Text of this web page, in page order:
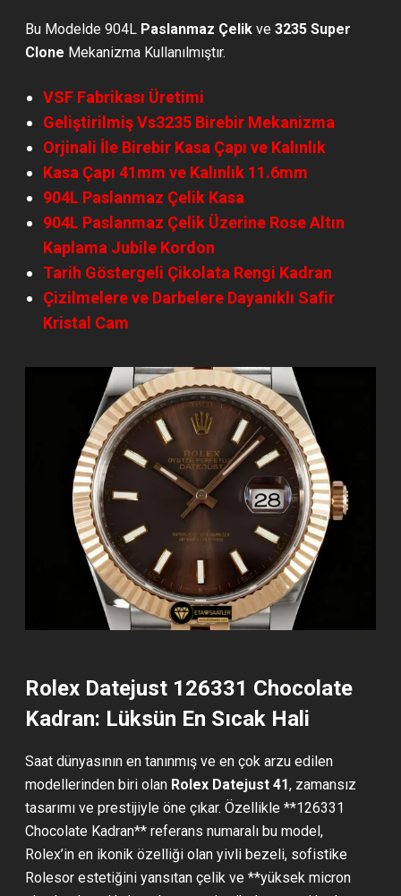
Bu Modelde 904L Paslanmaz Çelik ve3235 Super
Clone Mekanizma Kullanılmıştır.
VSF Fabrikası Üretimi
Geliştirilmiş Vs3235 Birebir Mekanizma
Orjinali İle Birebir Kasa Çapı ve Kalınlık
Kasa Çapı 41mm ve Kalınlık 11.6mm
904L Paslanmaz Çelik Kasa
904L Paslanmaz Çelik Üzerine Rose Altın
Kaplama Jubile Kordon
Tarih Göstergeli Çikolata Rengi Kadran
Çizilmelere ve Darbelere Dayanıklı Safir
Kristal Cam
Rolex Datejust 126331 Chocolate
Kadran: Lüksün En Sıcak Hali
Saat dünyasının en tanınmış ve en çok arzu edilen
modellerinden biri olan Rolex Datejust 41, zamansız
tasarımı ve prestijiyle öne çıkar. Özellikle **126331
Chocolate Kadran** referans numaralı bu model,
Rolex’in en ikonik özelliği olan yivli bezeli, sofistike
Rolesor estetiğini yansıtan çelik ve **yüksek micron